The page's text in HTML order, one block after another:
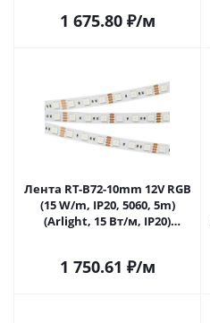
1 675.80₽/м
Лента RT-B72-10mm 12V RGB
(15 W/m, IP20, 5060, 5m)
(Arlight, 15 Вт/м, IP20)
1 750.61 ₽/м